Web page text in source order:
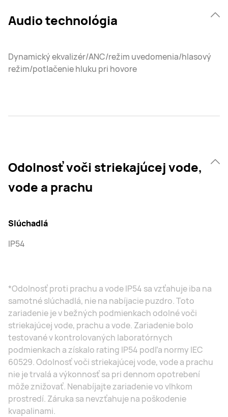
Audio technológia
Dynamický ekvalizér/ANC/režim uvedomenia/hlasový
režim/potlačenie hluku pri hovore
Odolnosť voči striekajúcej vode,
vode a prachu
Slúchadlá
IP54
*Odolnosť proti prachu a vode IP54 sa vzťahuje iba na
samotné slúchadlá, nie na nabíjacie puzdro. Toto
zariadenie je v bežných podmienkach odolné voči
striekajúcej vode, prachu a vode. Zariadenie bolo
testované v kontrolovaných laboratórnych
podmienkach a získalo rating IP54 podľa normy IEC
60529. Odolnosť voči striekajúcej vode, vode a prachu
nie je trvalá a výkonnosť sa pri dennom opotrebení
môže znižovať. Nenabíjajte zariadenie vo vlhkom
prostredí. Záruka sa nevzťahuje na poškodenie
kvapalinami.